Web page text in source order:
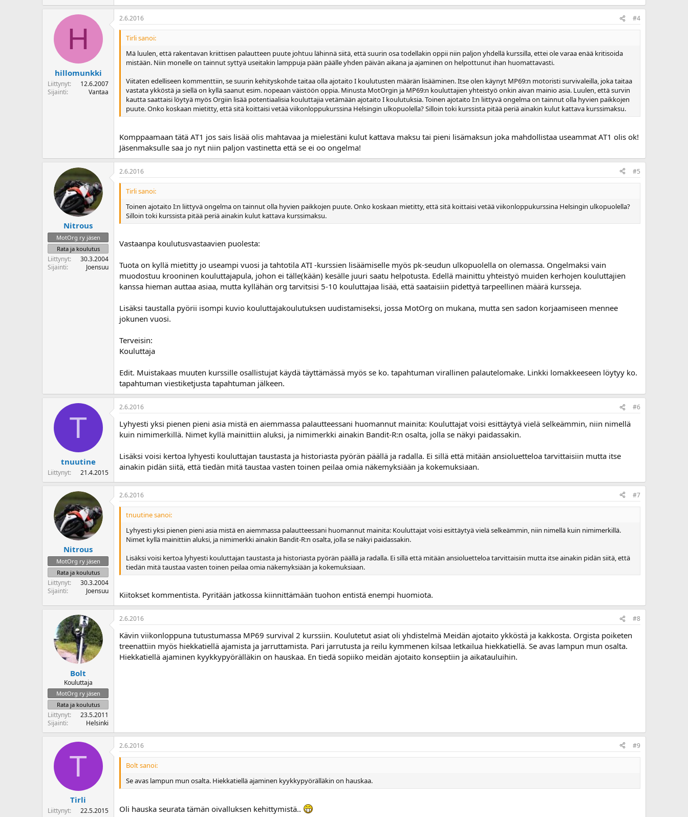
H
hillomunkki
Liittynyt
12.6.2007
Sijainti
Vantaa
2.6.2016 #4
Tirli sanoi:
Mä luulen, että rakentavan kriittisen palautteen puute johtuu lähinnä siitä, että suurin osa todellakin oppii niin paljon yhdellä kurssilla, ettei ole varaa enää kritisoida
mistään. Niin monelle on tainnut syttyä useitakin lamppuja pään päälle yhden päivän aikana ja ajaminen on helpottunut ihan huomattavasti.
Viitaten edelliseen kommenttiin, se suurin kehityskohde taitaa olla ajotaito I koulutusten määrän lisääminen. Itse olen käynyt MP69:n motoristi survivaleilla, joka taitaa
vastata ykköstä ja siellä on kyllä saanut esim. nopeaan väistöön oppia. Minusta MotOrgin ja MP69:n kouluttajien yhteistyö onkin aivan mainio asia. Luulen, että survin
kautta saattaisi löytyä myös Orgiin lisää potentiaalisia kouluttajia vetämään ajotaito I koulutuksia. Toinen ajotaito I:n liittyvä ongelma on tainnut olla hyvien paikkojen
puute. Onko koskaan mietitty, että sitä koittaisi vetää viikonloppukurssina Helsingin ulkopuolella? Silloin toki kurssista pitää periä ainakin kulut kattava kurssimaksu.
Komppaamaan tätä AT1 jos sais lisää olis mahtavaa ja mielestäni kulut kattava maksu tai pieni lisämaksun joka mahdollistaa useammat AT1 olis ok!
Jäsenmaksulle saa jo nyt niin paljon vastinetta että se ei oo ongelma!
Nitrous
MotOrg ry jäsen
Rata ja koulutus
Liittynyt
30.3.2004
Sijainti
Joensuu
2.6.2016 #5
Tirli sanoi:
Toinen ajotaito I:n liittyvä ongelma on tainnut olla hyvien paikkojen puute. Onko koskaan mietitty, että sitä koittaisi vetää viikonloppukurssina Helsingin ulkopuolella?
Silloin toki kurssista pitää periä ainakin kulut kattava kurssimaksu.
Vastaanpa koulutusvastaavien puolesta:
Tuota on kyllä mietitty jo useampi vuosi ja tahtotila ATI -kurssien lisäämiselle myös pk-seudun ulkopuolella on olemassa. Ongelmaksi vain
muodostuu krooninen kouluttajapula, johon ei tälle(kään) kesälle juuri saatu helpotusta. Edellä mainittu yhteistyö muiden kerhojen kouluttajien
kanssa hieman auttaa asiaa, mutta kyllähän org tarvitsisi 5-10 kouluttajaa lisää, että saataisiin pidettyä tarpeellinen määrä kursseja.
Lisäksi taustalla pyörii isompi kuvio kouluttajakoulutuksen uudistamiseksi, jossa MotOrg on mukana, mutta sen sadon korjaamiseen mennee
jokunen vuosi.
Terveisin:
Kouluttaja
Edit. Muistakaas muuten kurssille osallistujat käydä täyttämässä myös se ko. tapahtuman virallinen palautelomake. Linkki lomakkeeseen löytyy ko.
tapahtuman viestiketjusta tapahtuman jälkeen.
T
tnuutine
Liittynyt 21.4.2015
2.6.2016 #6
Lyhyesti yksi pienen pieni asia mistä en aiemmassa palautteessani huomannut mainita: Kouluttajat voisi esittäytyä vielä selkeämmin, niin nimellä
kuin nimimerkillä. Nimet kyllä mainittiin aluksi, ja nimimerkki ainakin Bandit-R:n osalta, jolla se näkyi paidassakin.
Lisäksi voisi kertoa lyhyesti kouluttajan taustasta ja historiasta pyörän päällä ja radalla. Ei sillä että mitään ansioluetteloa tarvittaisiin mutta itse
ainakin pidän siitä, että tiedän mitä taustaa vasten toinen peilaa omia näkemyksiään ja kokemuksiaan.
Nitrous
MotOrg ry jäsen
Rata ja koulutus
Liittynyt
30.3.2004
Sijainti
Joensuu
2.6.2016 #7
tnuutine sanoi:
Lyhyesti yksi pienen pieni asia mistä en aiemmassa palautteessani huomannut mainita: Kouluttajat voisi esittäytyä vielä selkeämmin, niin nimellä kuin nimimerkillä.
Nimet kyllä mainittiin aluksi, ja nimimerkki ainakin Bandit-R:n osalta, jolla se näkyi paidassakin.
Lisäksi voisi kertoa lyhyesti kouluttajan taustasta ja historiasta pyörän päällä ja radalla. Ei sillä että mitään ansioluetteloa tarvittaisiin mutta itse ainakin pidän siitä, että
tiedän mitä taustaa vasten toinen peilaa omia näkemyksiään ja kokemuksiaan.
Kiitokset kommentista. Pyritään jatkossa kiinnittämään tuohon entistä enempi huomiota.
Bolt
Kouluttaja
MotOrg ry jäsen
Rata ja koulutus
Liittynyt
23.5.2011
Sijainti
Helsinki
2.6.2016 #8
Kävin viikonloppuna tutustumassa MP69 survival 2 kurssiin. Koulutetut asiat oli yhdistelmä Meidän ajotaito ykköstä ja kakkosta. Orgista poiketen
treenattiin myös hiekkatiellä ajamista ja jarruttamista. Pari jarrutusta ja reilu kymmenen kilsaa letkailua hiekkatiellä. Se avas lampun mun osalta.
Hiekkatiellä ajaminen kyykkypyörälläkin on hauskaa. En tiedä sopiiko meidän ajotaito konseptiin ja aikatauluihin.
T
Tirli
Liittynyt 22.5.2015
2.6.2016 #9
Bolt sanoi:
Se avas lampun mun osalta. Hiekkatiellä ajaminen kyykkypyörälläkin on hauskaa.
Oli hauska seurata tämän oivalluksen kehittymistä..